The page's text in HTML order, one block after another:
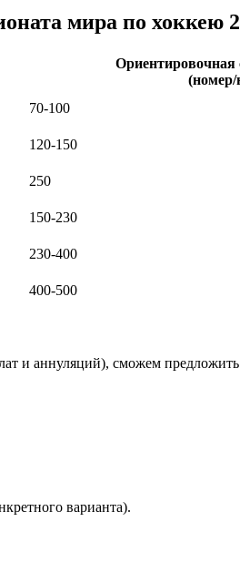
мира по хоккею
Ориентировочная
(номер/
70-100
120-150
250
150-230
230-400
400-500
и аннуляций), сможем
варианта).